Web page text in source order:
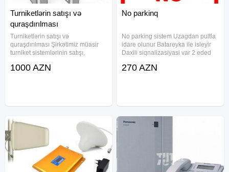
Turniketlərin satışı və
quraşdırılması
Turniketlərin satışı və
quraşdırılması Şirkətimiz müasir
turniket sistemlərinin satışı,
məşğuldur. Ofislər, məktəblər,
1000 AZN
No parkinq
No parking sistem Uzagdan pultla
idare olunur Batareyka ile isleyir
Daxili siqnalizasiyasi var 2 eded
No parking, parkinq sistem,
270 AZN